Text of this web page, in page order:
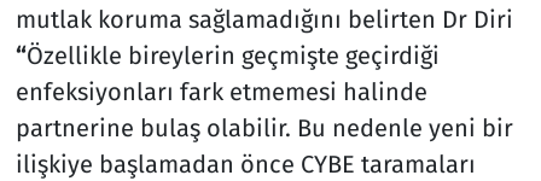
mutlak koruma sağlamadığını belirten Dr Diri
“Özellikle bireylerin geçmişte geçirdiği
enfeksiyonları fark etmemesi halinde
partnerine bulaş olabilir. Bu nedenle yeni bir
ilişkiye başlamadan önce CYBE taramaları